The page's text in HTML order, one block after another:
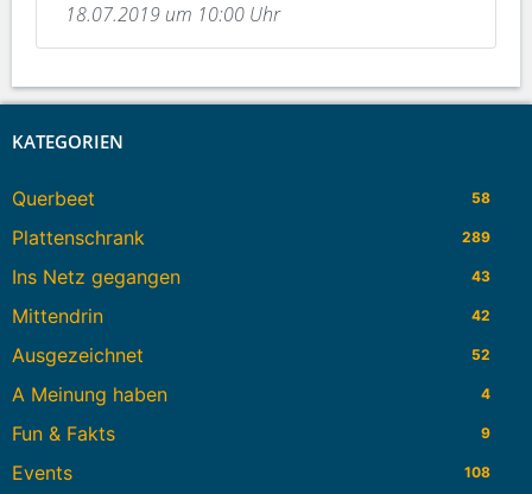
18.07.2019 um 10:00 Uhr
KATEGORIEN
Querbeet 58
Plattenschrank 289
Ins Netz gegangen 43
Mittendrin 42
Ausgezeichnet 52
A Meinung haben 4
Fun & Fakts 9
Events 108